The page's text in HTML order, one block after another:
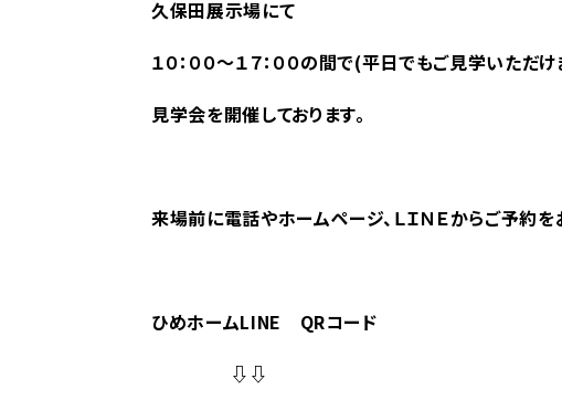
久保田展示場にて
１０：００～１７：００の間で(平日でもご見学いただけ
見学会を開催しております。
来場前に電話やホームページ、ＬＩＮＥからご予約
ひめホームLINE QRコード
⇩⇩